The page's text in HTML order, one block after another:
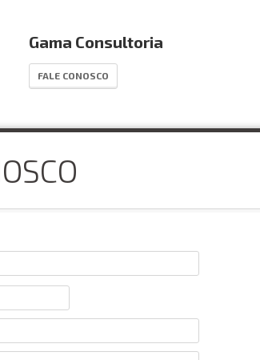
Gama Consultoria
FALE CONOSCO